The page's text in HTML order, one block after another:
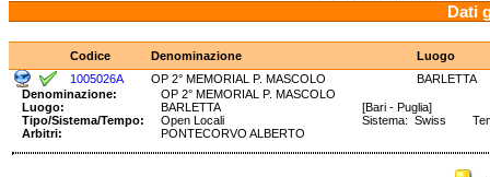
Dati
Codice Denominazione
Luogo
1005026A
OP 2° MEMORIAL P. MASCOLO
BARLETTA
Denominazione:
OP 2° MEMORIAL P. MASCOLO
Luogo:
BARLETTA
[Bari - Puglia]
Tipo/Sistema/Tempo:
Open Locali
Sistema: Swiss
Arbitri:
PONTECORVO ALBERTO